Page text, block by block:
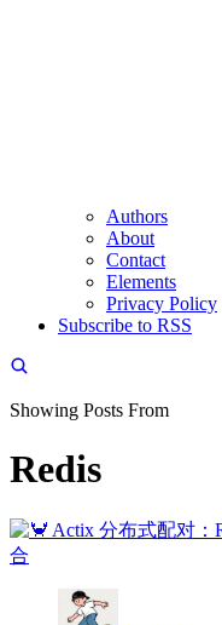
Authors
About
Contact
Elements
Privacy Policy
Subscribe to RSS
Showing Posts From
Redis